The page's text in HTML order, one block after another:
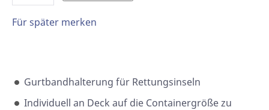
Für später merken
Gurtbandhalterung für Rettungsinseln
Individuell an Deck auf die Containergröße zu